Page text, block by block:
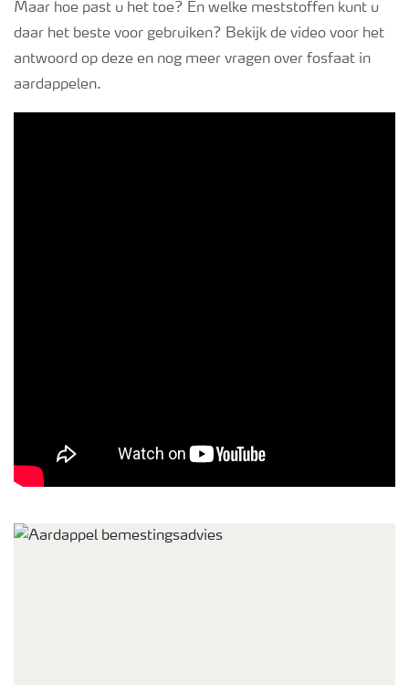
Webinars
Maar hoe past u het toe? En welke meststoffen kunt u
daar het beste voor gebruiken? Bekijk de video voor het
antwoord op deze en nog meer vragen over fosfaat in
aardappelen.